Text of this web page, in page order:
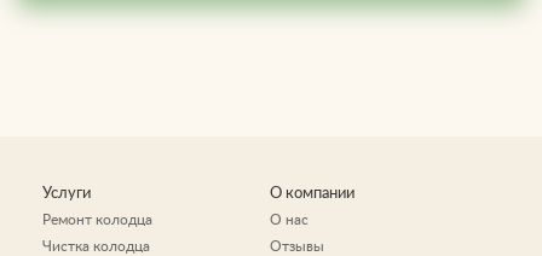
Услуги
Ремонт колодца
Чистка колодца
О компании
О нас
Отзывы